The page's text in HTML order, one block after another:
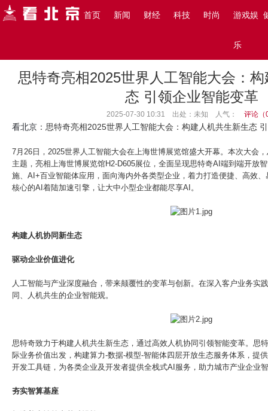
首页 新闻 财经 科技 时尚 游戏娱
乐
搜索
思特奇亮相2025世界人工智能大会：
态 引领企业智能变革
2025-07-30 10:31 出处：未知 人气： 评论（
看北京 ：思特奇亮相2025世界人工智能大会：构建人机共生新生态
7月26日，2025世界人工智能大会在上海世博展览馆盛大开幕。本次大会
主题，亮相上海世博展览馆H2-D605展位，全面呈现思特奇AI端到端开放
施、AI+百业智能体应用，面向海内外各类型企业，着力打造便捷、高效
核心的AI着陆加速引擎，让大中小型企业都能尽享AI。
构建人机协同新生态
驱动企业价值进化
人工智能与产业深度融合，带来颠覆性的变革与创新。在深入客户业务实
同、人机共生的企业智能观。
思特奇致力于构建人机共生新生态，通过高效人机协同引领智能变革。思
际业务价值出发，构建算力-数据-模型-智能体四层开放生态服务体系，提
开发工具链，为各类企业及开发者提供全栈式AI服务，助力城市产业企业
夯实智算基座